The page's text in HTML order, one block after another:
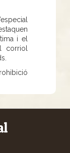
i el
corriol